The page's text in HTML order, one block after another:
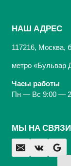
НАШ АДРЕС
117216, Москва,
метро «Бульвар
Часы работы
Пн — Вс 9:00 —
МЫ НА СВЯЗИ